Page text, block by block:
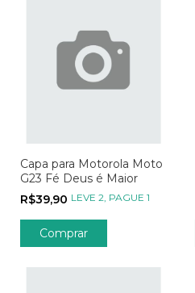
Capa para Motorola Moto
G23 Fé Deus é Maior
R$39,90 LEVE 2, PAGUE 1
Comprar